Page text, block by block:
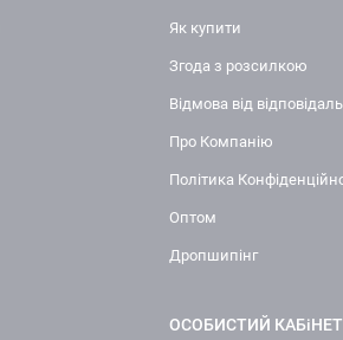
Як купити
Згода з розсилкою
Відмова від
Про Компанію
Політика
Оптом
Дропшипінг
ОСОБИСТИЙ КАБіНЕТ